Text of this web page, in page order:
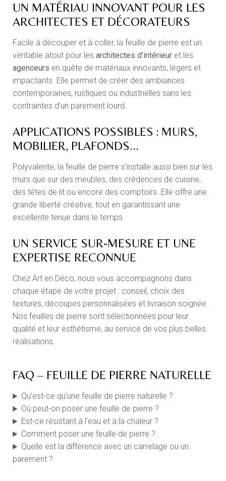
UN MATÉRIAU INNOVANT POUR LES
ARCHITECTES ET DÉCORATEURS
Facile à découper et à coller, la feuille de pierre est un
véritable atout pour lesarchitectes d’intérieur et les
agenceurs en quête de matériaux innovants, légers et
impactants. Elle permet de créer des ambiances
contemporaines, rustiques ou industrielles sans les
contraintes d’un parement lourd.
APPLICATIONS POSSIBLES : MURS,
MOBILIER, PLAFONDS...
Polyvalente, la feuille de pierre s’installe aussi bien sur les
murs que sur des meubles, des crédences de cuisine,
des têtes de lit ou encore des comptoirs. Elle offre une
grande liberté créative, tout en garantissant une
excellente tenue dans le temps.
UN SERVICE SUR-MESURE ET UNE
EXPERTISE RECONNUE
Chez Art en Déco, nous vous accompagnons dans
chaque étape de votre projet : conseil, choix des
textures, découpes personnalisées et livraison soignée.
Nos feuilles de pierre sont sélectionnées pour leur
qualité et leur esthétisme, au service de vos plus belles
réalisations.
FAQ – FEUILLE DE PIERRE NATURELLE
Qu’est-ce qu’une feuille de pierre naturelle ?
Où peut-on poser une feuille de pierre ?
Est-ce résistant à l’eau et à la chaleur ?
Comment poser une feuille de pierre ?
Quelle est la différence avec un carrelage ou un
parement ?